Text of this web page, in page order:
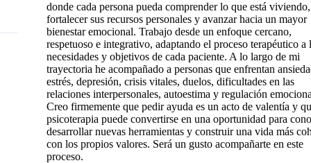
donde cada persona pueda comprender lo que está viviendo,
fortalecer sus recursos personales y avanzar hacia un mayor
bienestar emocional. Trabajo desde un enfoque cercano,
respetuoso e integrativo, adaptando el proceso terapéutico a
necesidades y objetivos de cada paciente. A lo largo de mi
trayectoria he acompañado a personas que enfrentan
estrés, depresión, crisis vitales, duelos, dificultades en las
relaciones interpersonales, autoestima y regulación
Creo firmemente que pedir ayuda es un acto de valentía y
psicoterapia puede convertirse en una oportunidad para
desarrollar nuevas herramientas y construir una vida más
con los propios valores. Será un gusto acompañarte en este
proceso.